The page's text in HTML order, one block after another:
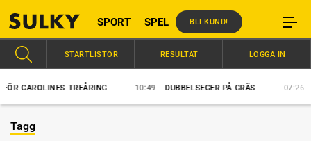
SPORT SPEL BLI KUND!
TREÅRING 10:49 DUBBELSEGER PÅ GRÄS 07:26
STARTLISTOR RESULTAT LOGGA IN
Tagg